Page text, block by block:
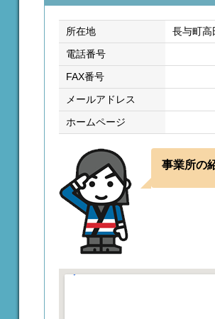
所在地 長与町高
電話番号
FAX番号
メールアドレス
ホームページ
事業所の